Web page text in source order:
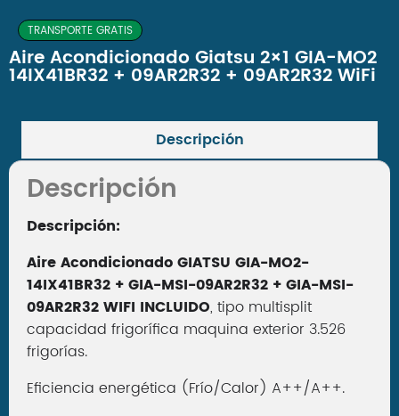
TRANSPORTE GRATIS
Aire Acondicionado Giatsu 2×1 GIA-MO2
14IX41BR32 + 09AR2R32 + 09AR2R32 WiFi
Descripción
Descripción
Descripción:
Aire Acondicionado GIATSU GIA-MO2-
14IX41BR32 + GIA-MSI-09AR2R32 + GIA-MSI-
09AR2R32 WIFI INCLUIDO, tipo multisplit
capacidad frigorífica maquina exterior 3.526
frigorías.
Eficiencia energética (Frío/Calor) A++/A++.